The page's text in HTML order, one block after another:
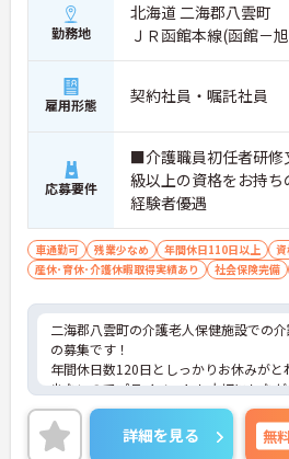
勤務地
北海道 二海郡八雲町
ＪＲ函館本線(函館－
雇用形態 契約社員・嘱託社員
応募要件
■介護職員初任者研修
級以上の資格をお持
経験者優遇
車通勤可 残業少なめ 年間休日110日以上
産休･育休･介護休暇取得実績あり
社会保険完備
二海郡八雲町の介護老人保健施設での
の募集です！
年間休日数120日としっかりお休みがと
少ないのでプライベートも大切にしな
境です！
ご興味ある方には、面接のポイントなど
細をお話致しますのでお気軽にご相談く
詳細を見る 無